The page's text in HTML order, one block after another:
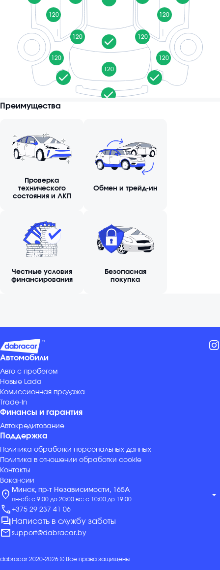
120
120
120
120
120
120
120
Преимущества
Проверка
технического
состояния и ЛКП
Обмен и трейд-ин
Честные условия
финансирования
Безопасная
покупка
Автомобили
Авто с пробегом
Новые Lada
Комиссионная продажа
Trade-in
Финансы и гарантия
Автокредитование
Поддержка
Политика обработки персональных данных
Политика в отношении обработки cookie
Контакты
Вакансии
location_on Минск, пр-т Независимости, 165А
пн-сб: с 9:00 до 20:00 вс: с 10:00 до 19:00
arrow_drop_down
call +375 29 237 41 06
forum Написать в службу заботы
mail support@dabracar.by
dabracar 2020-2026 © Все права защищены